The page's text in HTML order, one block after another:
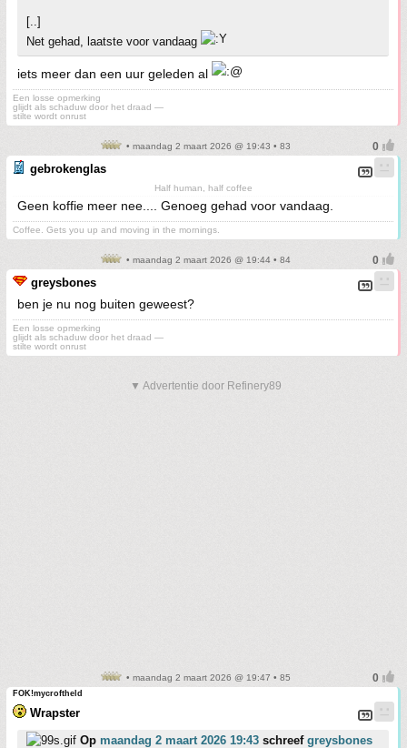
[..]
Net gehad, laatste voor vandaag
iets meer dan een uur geleden al
Een losse opmerking
glijdt als schaduw door het draad —
stilte wordt onrust
• maandag 2 maart 2026 @ 19:43 • 83
gebrokenglas
Half human, half coffee
Geen koffie meer nee.... Genoeg gehad voor vandaag.
Coffee. Gets you up and moving in the mornings.
• maandag 2 maart 2026 @ 19:44 • 84
greysbones
ben je nu nog buiten geweest?
Een losse opmerking
glijdt als schaduw door het draad —
stilte wordt onrust
▼ Advertentie door Refinery89
• maandag 2 maart 2026 @ 19:47 • 85
FOK!mycroftheld
Wrapster
Op maandag 2 maart 2026 19:43 schreef greysbones